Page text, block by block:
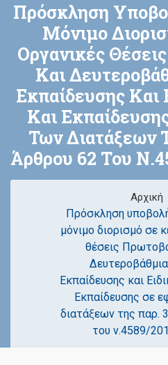
Πρόσκληση
Μόνιμο
Οργανικές
Και
Εκπαίδευσης Και
Και
Των Διατάξεων
Άρθρου 62 Του
Αρχική
Πρόσκληση
μόνιμο διορισμό σε
θέσεις
Εκπαίδευσης και
Εκπαίδευσης σε
διατάξεων της παρ.
του ν.4589/